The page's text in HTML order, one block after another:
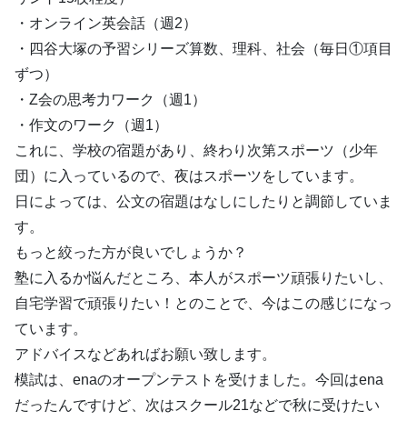
・オンライン英会話（週2）
・四谷大塚の予習シリーズ算数、理科、社会（毎日①項目
ずつ）
・Z会の思考力ワーク（週1）
・作文のワーク（週1）
これに、学校の宿題があり、終わり次第スポーツ（少年
団）に入っているので、夜はスポーツをしています。
日によっては、公文の宿題はなしにしたりと調節していま
す。
もっと絞った方が良いでしょうか？
塾に入るか悩んだところ、本人がスポーツ頑張りたいし、
自宅学習で頑張りたい！とのことで、今はこの感じになっ
ています。
アドバイスなどあればお願い致します。
模試は、enaのオープンテストを受けました。今回はena
だったんですけど、次はスクール21などで秋に受けたい